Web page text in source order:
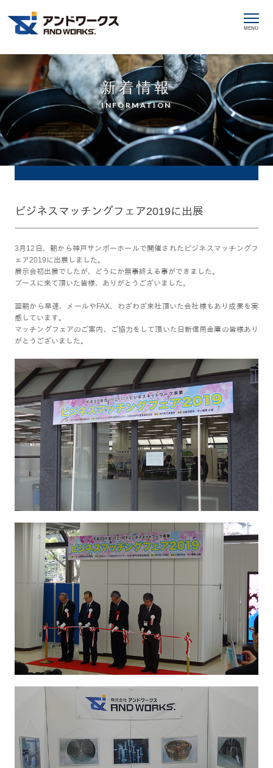
MENU
新着情報
INFORMATION
ビジネスマッチングフェア2019に出展
3月12日、朝から神戸サンボーホールで開催されたビジネスマッチングフ
ェア2019に出展しました。
展示会初出展でしたが、どうにか無事終える事ができました。
ブースに来て頂いた皆様、ありがとうございました。
翌朝から早速、メールやFAX、わざわざ来社頂いた会社様もあり成果を実
感しています。
マッチングフェアのご案内、ご協力をして頂いた日新信用金庫の皆様あり
がとうございました。